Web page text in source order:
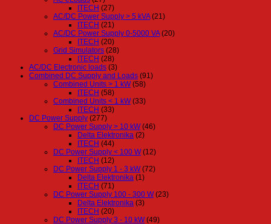
ITECH (27)
AC/DC Power Supply > 5 kVA (21)
ITECH (21)
AC/DC Power Supply 0-5000 VA (20)
ITECH (20)
Grid Simulators (28)
ITECH (28)
AC/DC Electronic loads (3)
Combined DC Supply and Loads (91)
Combined Units > 1 kW (58)
ITECH (58)
Combined Units < 1 kW (33)
ITECH (33)
DC Power Supply (277)
DC Power Supply > 10 kW (46)
Delta Elektronika (2)
ITECH (44)
DC Power Supply < 100 W (12)
ITECH (12)
DC Power Supply 1 - 3 kW (72)
Delta Elektronika (1)
ITECH (71)
DC Power Supply 100 - 300 W (23)
Delta Elektronika (3)
ITECH (20)
DC Power Supply 3 - 10 kW (49)